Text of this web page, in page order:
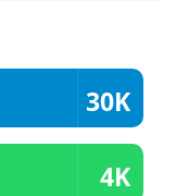
30K
4K